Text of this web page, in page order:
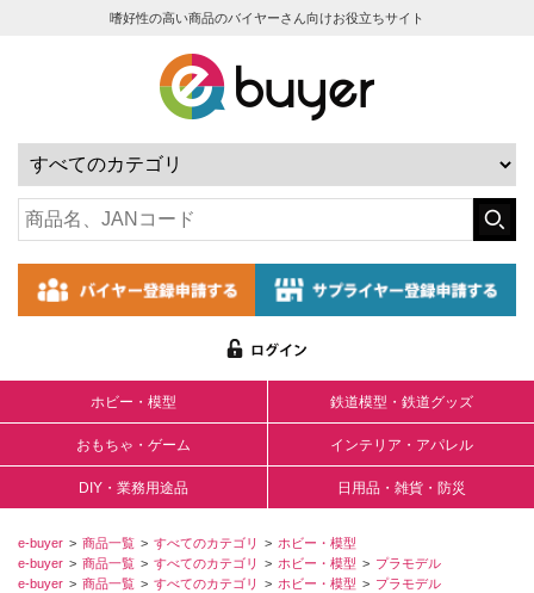
嗜好性の高い商品のバイヤーさん向けお役立ちサイト
ホビー・模型 鉄道模型・鉄道グッズ
おもちゃ・ゲーム インテリア・アパレル
DIY・業務用途品 日用品・雑貨・防災
e-buyer 商品一覧 すべてのカテゴリ
ホビー・模型
e-buyer
商品一覧 すべてのカテゴリ ホビー・模型
プラモデル
e-buyer
商品一覧 すべてのカテゴリ ホビー・模型
プラモデル